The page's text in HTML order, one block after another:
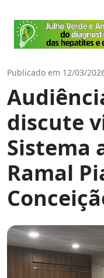
Publicado em 12/03/
discute
Sistema
Ramal